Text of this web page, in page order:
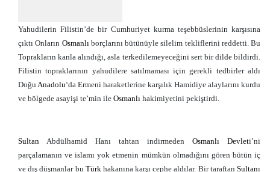
Yahudilerin Filistin’de bir Cumhuriyet kurma teşebbüslerinin karşısına
çıktı Onların Osmanlıborçlarını bütünüyle silelim tekliflerini reddetti. Bu
Toprakların kanla alındığı, asla terkedilemeyeceğini sert bir dilde bildirdi.
Filistin topraklarının yahudilere satılmaması için gerekli tedbirler aldı
Doğu Anadolu‘da Ermeni haraketlerine karşılık Hamidiye alaylarını kurdu
ve bölgede asayişi te’min ile Osmanlı hakimiyetini pekiştirdi.
Sultan Abdülhamid Hanı tahtan indirmeden Osmanlı Devleti’ni
parçalamanın ve islamı yok etmenin mümkün olmadığını gören bütün iç
ve dış düşmanlar bu Türkhakanına karşı cephe aldılar. Bir taraftanSultanı